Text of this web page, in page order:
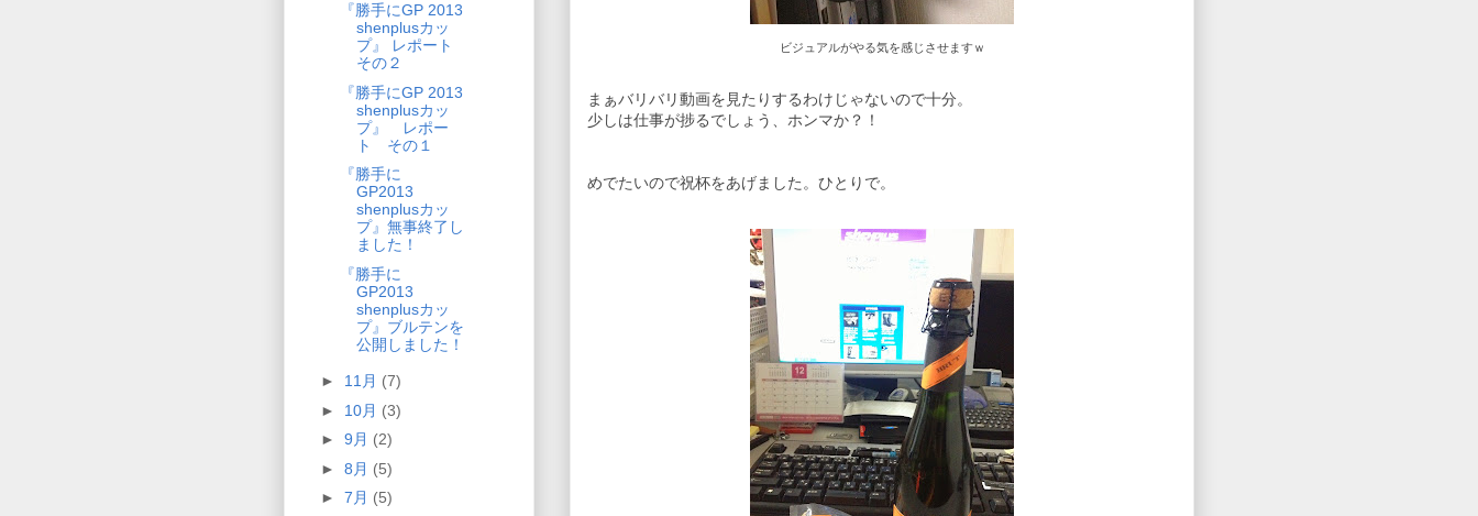
ビジュアルがやる気を感じさせますｗ
まぁバリバリ動画を見たりするわけじゃないので十分。
少しは仕事が捗るでしょう、ホンマか？！
めでたいので祝杯をあげました。ひとりで。
『勝手にGP 2013
shenplusカッ
プ』 レポート
その２
『勝手にGP 2013
shenplusカッ
プ』 レポー
ト その１
『勝手に
GP2013
shenplusカッ
プ』無事終了し
ました！
『勝手に
GP2013
shenplusカッ
プ』ブルテンを
公開しました！
► 11月 (7)
► 10月 (3)
► 9月 (2)
► 8月 (5)
► 7月 (5)